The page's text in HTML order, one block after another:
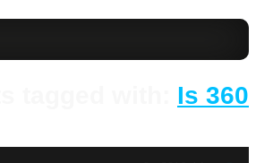
Is 360